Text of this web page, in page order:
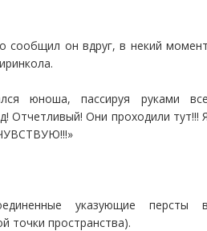
сообщил он вдруг, в некий
юноша, пассируя руками
Отчетливый! Они проходили тут!!!
указующие персты
точки пространства).